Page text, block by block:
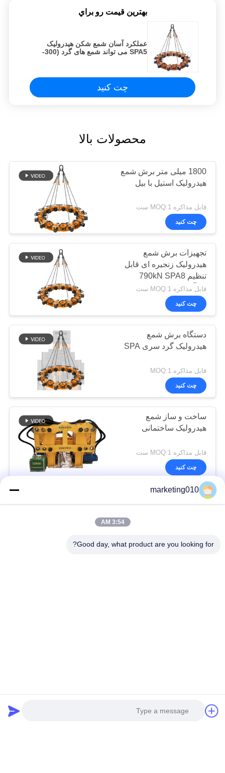
بهترين قيمت رو براي
عملکرد آسان شمع شکن هیدرولیک
SPA5 می تواند شمع های گرد (300-
چت کنید
محصولات بالا
1800 میلی متر برش شمع
هیدرولیک استیل با بیل
قابل مذاکره MOQ:1 ست
چت کنید
تجهیزات برش شمع
هیدرولیک زنجیره ای قابل
تنظیم 790kN SPA8
کارآمد
قابل مذاکره MOQ:1 ست
چت کنید
دستگاه برش شمع
هیدرولیک گرد سری SPA
قابل مذاکره MOQ:1
چت کنید
ساخت و ساز شمع
هیدرولیک ساختمانی
قابل مذاکره MOQ:1 ست
چت کنید
برش شمع هیدرولیک
چت کنید
هیدرولیک شکن ضربه
marketing010
3:54 AM
Good day, what product are you looking for?